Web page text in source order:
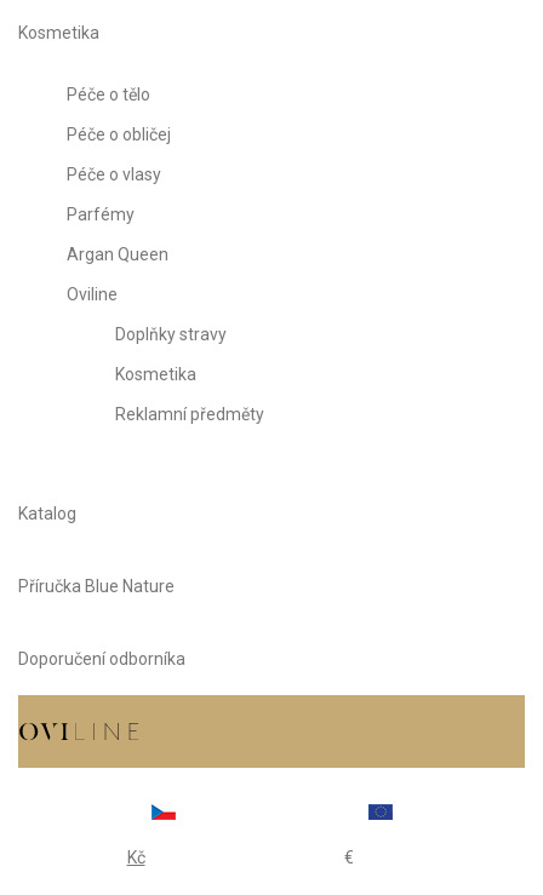
Kosmetika
Péče o tělo
Péče o obličej
Péče o vlasy
Parfémy
Argan Queen
Oviline
Doplňky stravy
Kosmetika
Reklamní předměty
Katalog
Příručka Blue Nature
Doporučení odborníka
Kč €